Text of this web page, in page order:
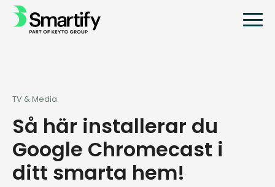
TV & Media
Så här installerar du
Google Chromecast i
ditt smarta hem!